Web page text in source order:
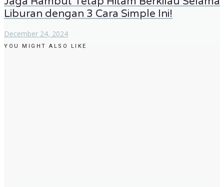
Liburan dengan 3 Cara Simple Ini!
December 24, 2024
YOU MIGHT ALSO LIKE